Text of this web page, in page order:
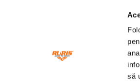
să
CĂUTARE